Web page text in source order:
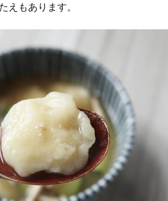
えもあります。